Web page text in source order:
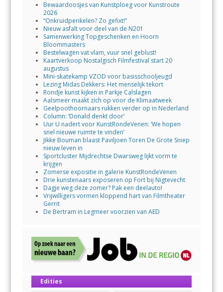
Bewaardoosjes van Kunstploeg voor Kunstroute
2026
“Onkruidperikelen? Zo gefixt!”
Nieuw asfalt voor deel van de N201
Samenwerking Topgeschenken en Hoorn
Bloommasters
Bestelwagen vat vlam, vuur snel geblust!
Kaartverkoop Nostalgisch Filmfestival start 20
augustus
Mini-skatekamp VZOD voor basisschooljeugd
Lezing Midas Dekkers: Het menselijk tekort
Rondje kunst kijken in Parkje Calslagen
Aalsmeer maakt zich op voor de Klimaatweek
Geelpoothoornaars rukken verder op in Nederland
Column: ‘Donald denkt door’
Uur U nadert voor KunstRondeVenen: ‘We hopen
snel nieuwe ruimte te vinden’
Jikke Bouman blaast Paviljoen Toren De Grote Sniep
nieuw leven in
Sportcluster Mijdrechtse Dwarsweg lijkt vorm te
krijgen
Zomerse expositie in galerie KunstRondeVenen
Drie kunstenaars exposeren op Fort bij Nigtevecht
Dagje weg deze zomer? Pak een deelauto!
Vrijwilligers vormen kloppend hart van Filmtheater
Gerrit
De Bertram in Legmeer voorzien van AED
Edities